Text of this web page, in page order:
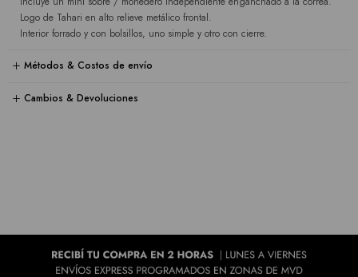
Logo de Tahari en alto relieve metálico frontal.
Interior forrado y con bolsillos, uno simple y otro con cierre.
Métodos & Costos de envío
Cambios & Devoluciones